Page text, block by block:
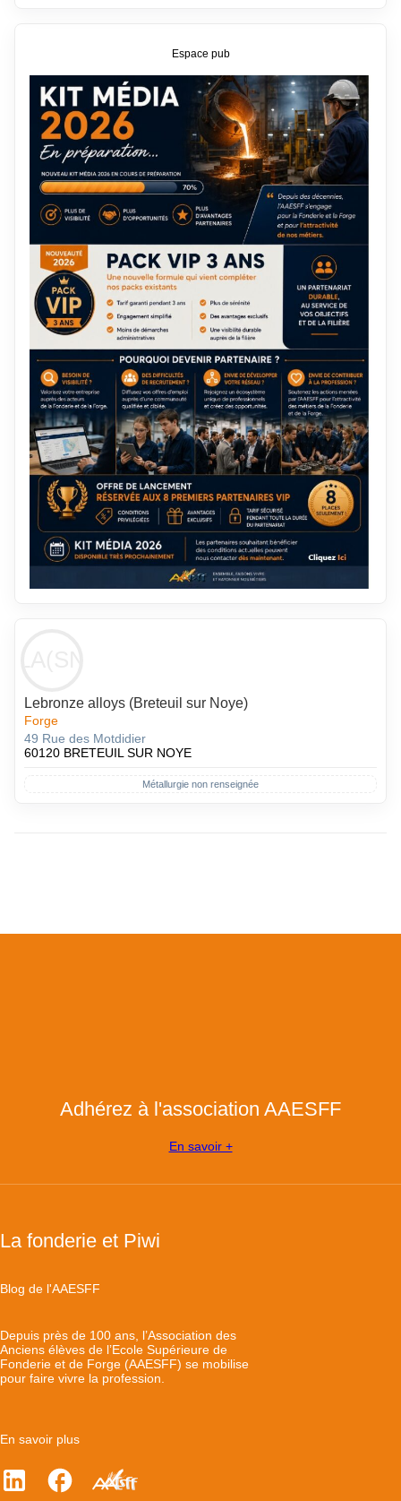
Lebronze alloys (Breteuil sur Noye)
Forge
49 Rue des Motdidier
60120 BRETEUIL SUR NOYE
Métallurgie non renseignée
Espace pub
Adhérez à l'association AAESFF
En savoir +
La fonderie et Piwi
Blog de l'AAESFF
Depuis près de 100 ans, l’Association des
Anciens élèves de l’Ecole Supérieure de
Fonderie et de Forge (AAESFF) se mobilise
pour faire vivre la profession.
En savoir plus